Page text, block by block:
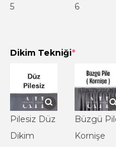
5 6
Dikim Tekniği*
Pilesiz Düz
Dikim
Büzgü
Kornişe